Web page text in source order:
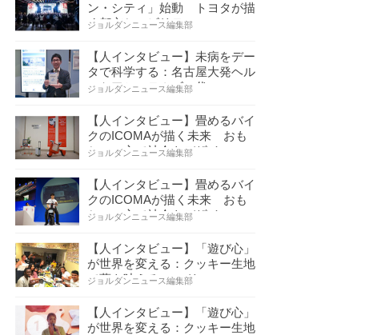
ン・シティ」始動 トヨタが描
く都市とモビリティの…
ジョルダンニュース編集部
【人インタビュー】未病をデー
タで科学する：名古屋大発ヘル
スケアシステムズの代…
ジョルダンニュース編集部
【人インタビュー】畳めるバイ
クのICOMAが描く未来 おも
ちゃの心で社会をデザイ…
ジョルダンニュース編集部
【人インタビュー】畳めるバイ
クのICOMAが描く未来 おも
ちゃの心で社会をデザイ…
ジョルダンニュース編集部
【人インタビュー】「遊び心」
が世界を変える：クッキー生地
で夢を叶える コロリ…
ジョルダンニュース編集部
【人インタビュー】「遊び心」
が世界を変える：クッキー生地